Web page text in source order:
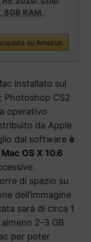
8GB RAM,
su Amazon
installato sul
CS2
operativo
da Apple
dal software è
OS X 10.6
di spazio su
dell’immagine
sarà di circa 1
2-3 GB
per poter